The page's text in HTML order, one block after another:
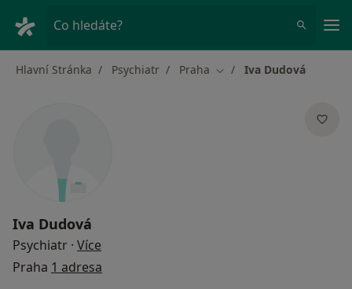
Co hledáte?
Hlavní Stránka Psychiatr Praha Změna města
Iva Dudová
Iva Dudová
Psychiatr · Více
Praha 1 adresa